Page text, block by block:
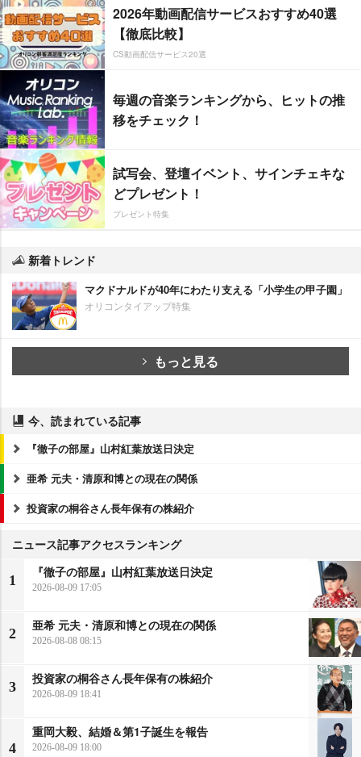
2026年動画配信サービスおすすめ40選
【徹底比較】
CS動画配信サービス20選
毎週の音楽ランキングから、ヒットの推
移をチェック！
試写会、登壇イベント、サインチェキな
どプレゼント！
プレゼント特集
新着トレンド
マクドナルドが40年にわたり支える「小学生の甲子園」
オリコンタイアップ特集
もっと見る
今、読まれている記事
『徹子の部屋』山村紅葉放送日決定
亜希 元夫・清原和博との現在の関係
投資家の桐谷さん長年保有の株紹介
ニュース記事アクセスランキング
1
『徹子の部屋』山村紅葉放送日決定
2026-08-09 17:05
2
亜希 元夫・清原和博との現在の関係
2026-08-08 08:15
3
投資家の桐谷さん長年保有の株紹介
2026-08-09 18:41
4
重岡大毅、結婚＆第1子誕生を報告
2026-08-09 18:00